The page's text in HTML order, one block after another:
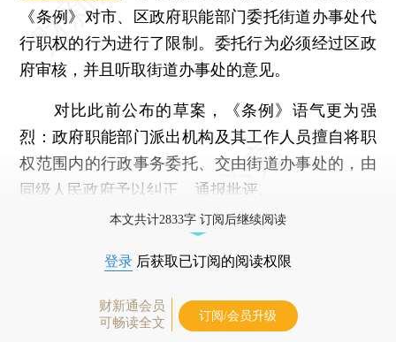
《条例》对市、区政府职能部门委托街道办事处代
行职权的行为进行了限制。委托行为必须经过区政
府审核，并且听取街道办事处的意见。
对比此前公布的草案，《条例》语气更为强
烈：政府职能部门派出机构及其工作人员擅自将职
权范围内的行政事务委托、交由街道办事处的，由
同级人民政府予以纠正、通报批评。
本文共计2833字 订阅后继续阅读
登录 后获取已订阅的阅读权限
财新通会员
可畅读全文
订阅/会员升级